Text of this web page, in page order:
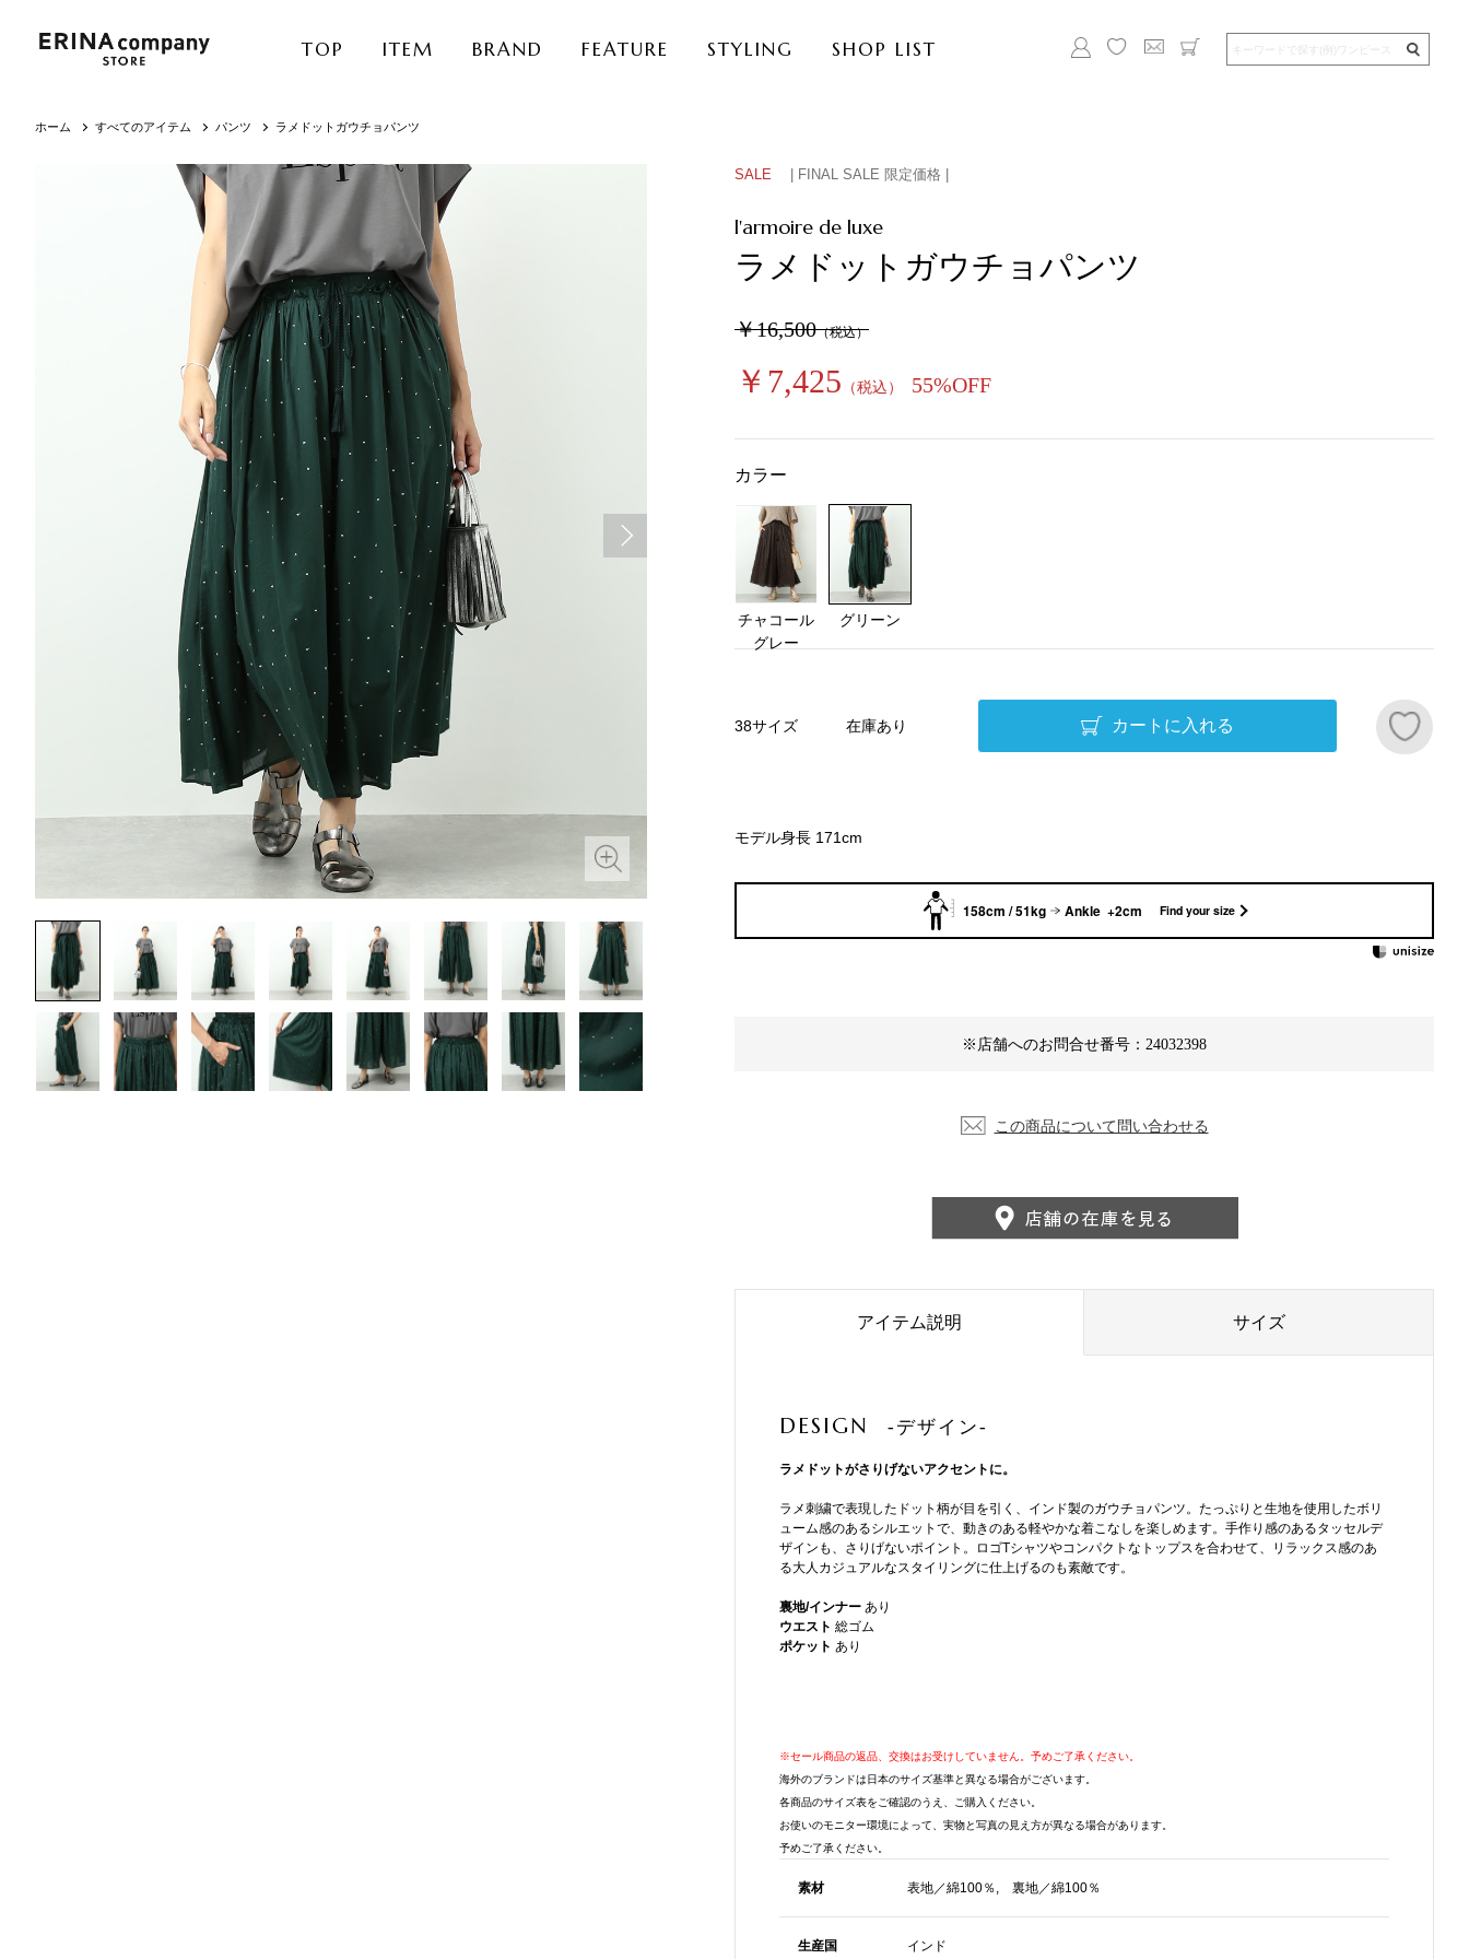
TOP ITEM BRAND FEATURE STYLING SHOP LIST
ホーム すべてのアイテム パンツ ラメドットガウチョパンツ
SALE | FINAL SALE 限定価格 |
ラメドットガウチョパンツ
￥16,500（税込）
￥7,425 （税込） 55%OFF
※店舗へのお問合せ番号：24032398
158cm / 51kg Ankle +2cm Find your size
l'armoire de luxe
カラー
チャコール
グレー
グリーン
38サイズ 在庫あり カートに入れる
この商品について問い合わせる
モデル身長 171cm
アイテム説明 サイズ
DESIGN -デザイン-
ラメドットがさりげないアクセントに。
ラメ刺繍で表現したドット柄が目を引く、インド製のガウチョパンツ。たっぷりと生地を使用したボリ
ューム感のあるシルエットで、動きのある軽やかな着こなしを楽しめます。手作り感のあるタッセルデ
ザインも、さりげないポイント。ロゴTシャツやコンパクトなトップスを合わせて、リラックス感のあ
る大人カジュアルなスタイリングに仕上げるのも素敵です。
裏地/インナー あり
ウエスト 総ゴム
ポケット あり
※セール商品の返品、交換はお受けしていません。予めご了承ください。
海外のブランドは日本のサイズ基準と異なる場合がございます。
各商品のサイズ表をご確認のうえ、ご購入ください。
お使いのモニター環境によって、実物と写真の見え方が異なる場合があります。
予めご了承ください。
素材 表地／綿100％, 裏地／綿100％
生産国 インド